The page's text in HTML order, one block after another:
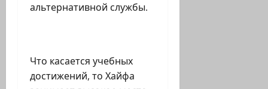
альтернативной службы.
Что касается учебных
достижений, то Хайфа